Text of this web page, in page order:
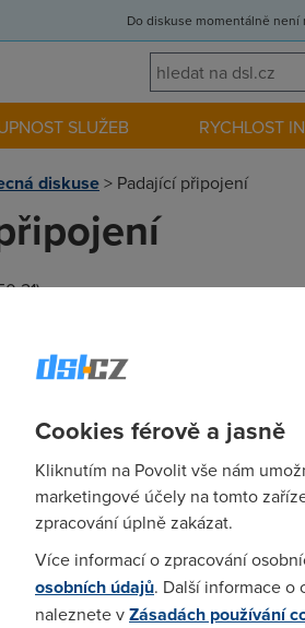
Do diskuse momentálně
SLUŽEB RYCHLOST
diskuse> Padající připojení
ČT ADSLko od Nextry 192/64
podobné problémy, tak si
sel radsi do varianty se sitovkou ...
20:42:21)
Jednoty se sitovkou...
Cookies férově a jasně
Kliknutím na Povolit vše nám
marketingové účely na tomto
zpracování úplně zakázat.
Více informací o zpracování
osobních údajů. Další informace o
naleznete vZásadách používání